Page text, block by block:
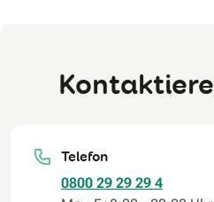
Telefon
0800 29 29 29 4